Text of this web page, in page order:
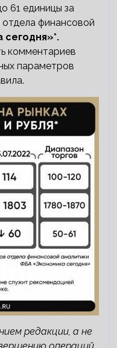
61 единицы за
финансовой
комментариев
параметров
редакции, а не